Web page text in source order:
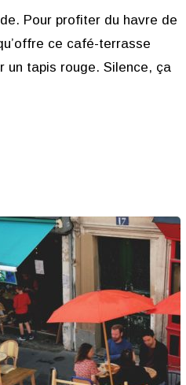
Pour profiter du havre de
ce café-terrasse
un tapis rouge. Silence, ça